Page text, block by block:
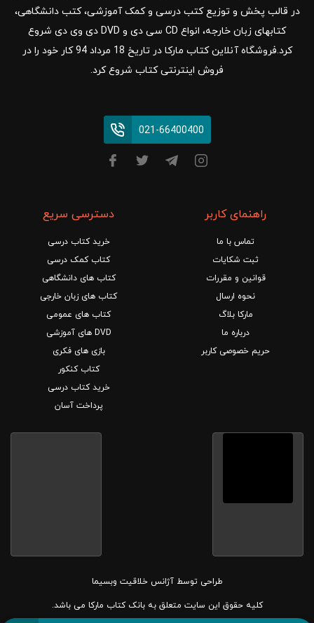
در قالب پخش و توزیع کتب درسی و کمک آموزشی، کتب دانشگاهی،
کتابهای زبان خارجه، انواع CD سی دی و DVD دی وی دی شروع
کرد.فروشگاه آنلاین کتاب مارکا در تاریخ 18 مرداد 94 کار خود را در
فروش اینترنتی کتاب شروع کرد.
021-66400400
راهنمای کاربر
تماس با ما
ثبت شکایات
قوانین و مقررات
نحوه ارسال
مارکا بلاگ
درباره ما
حریم خصوصی کاربر
دسترسی سریع
خرید کتاب درسی
کتاب کمک درسی
کتاب های دانشگاهی
کتاب های زبان خارجی
کتاب های عمومی
DVD های آموزشی
بازی های فکری
کتاب کنکور
خرید کتاب درسی
پرداخت آسان
طراحی توسطآژانس خلاقیت وبسیما
کلیه حقوق این سایت متعلق به بانک کتاب مارکا می باشد.